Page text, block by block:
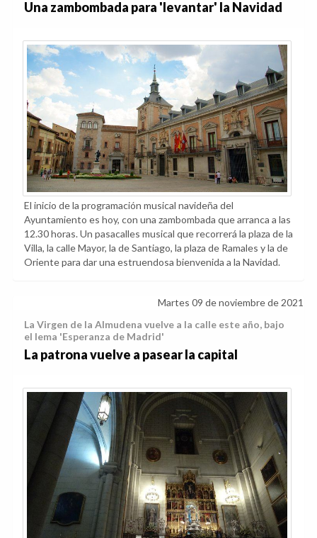
Una zambombada para 'levantar' la Navidad
El inicio de la programación musical navideña del
Ayuntamiento es hoy, con una zambombada que arranca a las
12.30 horas. Un pasacalles musical que recorrerá la plaza de la
Villa, la calle Mayor, la de Santiago, la plaza de Ramales y la de
Oriente para dar una estruendosa bienvenida a la Navidad.
Martes 09 de noviembre de 2021
La Virgen de la Almudena vuelve a la calle este año, bajo
el lema 'Esperanza de Madrid'
La patrona vuelve a pasear la capital